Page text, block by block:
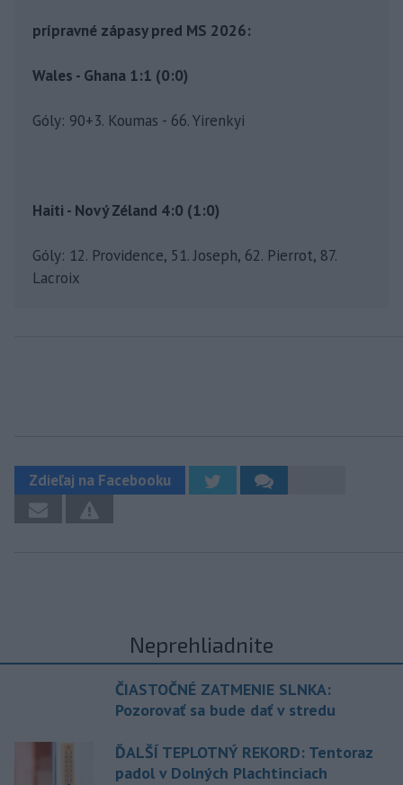
prípravné zápasy pred MS 2026:
Wales - Ghana 1:1 (0:0)
Góly: 90+3. Koumas - 66. Yirenkyi
Haiti - Nový Zéland 4:0 (1:0)
Góly: 12. Providence, 51. Joseph, 62. Pierrot, 87.
Lacroix
Zdieľaj na Facebooku
Neprehliadnite
ČIASTOČNÉ ZATMENIE SLNKA:
Pozorovať sa bude dať v stredu
ĎALŠÍ TEPLOTNÝ REKORD: Tentoraz
padol v Dolných Plachtinciach